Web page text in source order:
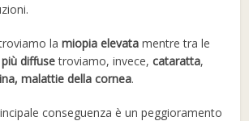
lamiopia elevata mentre tra le
diffusetroviamo, invece,cataratta,
malattie della cornea.
conseguenza è un peggioramento